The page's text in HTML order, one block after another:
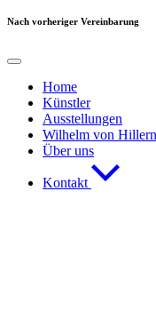
Nach vorheriger Vereinbarung
Home
Künstler
Ausstellungen
Wilhelm von
Über uns
Kontakt